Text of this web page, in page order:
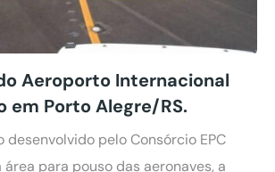
Aeroporto Internacional
em Porto Alegre/RS.
desenvolvido pelo Consórcio EPC
para pouso das aeronaves, a